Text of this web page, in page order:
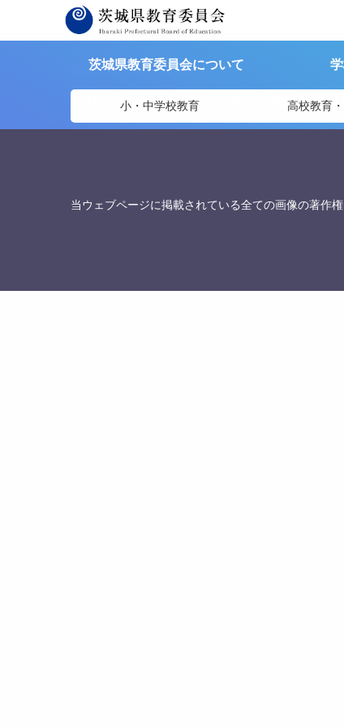
茨城県教育委員会について
小・中学校教育 高校教育
茨城県教育委員会>リンク集> 石岡市教育委員会
茨城県教育委員会
〒310-8588 茨城県水戸市笠原町978番6 茨城県
TEL. 029-301-5148
FAX. 029-301-5139
当ウェブページに掲載されている全ての画像の著作